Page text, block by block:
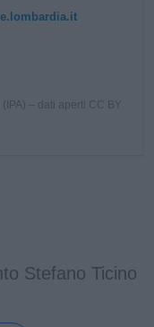
– dati aperti CC BY
Stefano Ticino